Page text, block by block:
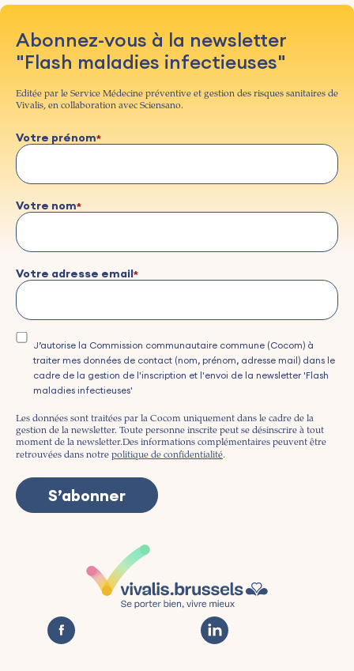
Abonnez-vous à la newsletter
"Flash maladies infectieuses"
Editée par le Service Médecine préventive et gestion des risques sanitaires de
Vivalis, en collaboration avec Sciensano.
Votre prénom
Votre nom
Votre adresse email
J’autorise la Commission communautaire commune (Cocom) à
traiter mes données de contact (nom, prénom, adresse mail) dans le
cadre de la gestion de l'inscription et l'envoi de la newsletter 'Flash
maladies infectieuses'
Les données sont traitées par la Cocom uniquement dans le cadre de la
gestion de la newsletter. Toute personne inscrite peut se désinscrire à tout
moment de la newsletter.Des informations complémentaires peuvent être
retrouvées dans notre politique de confidentialité.